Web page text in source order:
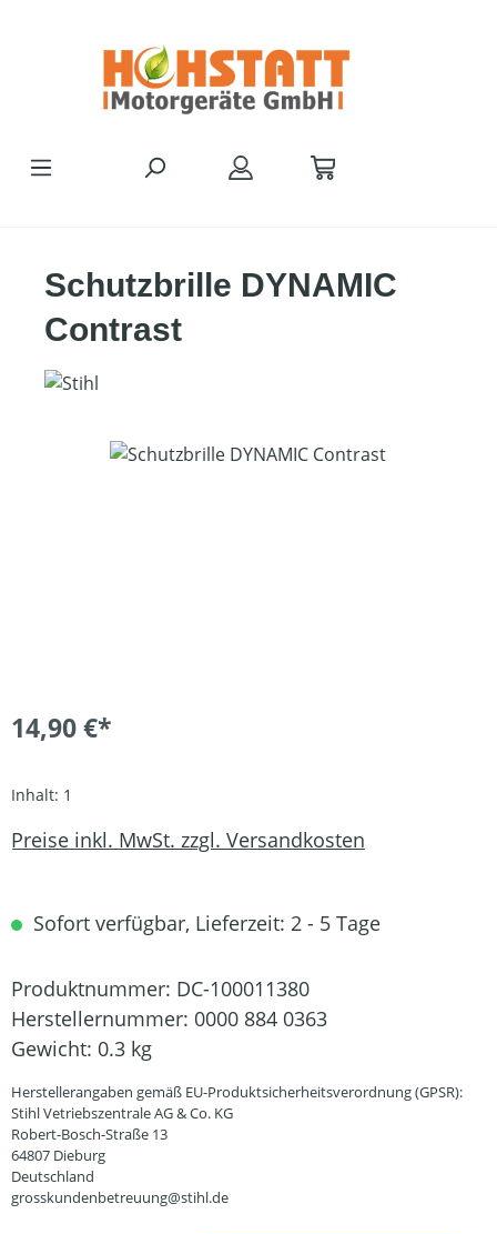
Schutzbrille DYNAMIC
Contrast
Bildergalerie überspringen
14,90 €*
Inhalt: 1
Preise inkl. MwSt. zzgl. Versandkosten
Sofort verfügbar, Lieferzeit: 2 - 5 Tage
Produktnummer: DC-100011380
Herstellernummer: 0000 884 0363
Gewicht: 0.3 kg
Herstellerangaben gemäß EU-Produktsicherheitsverordnung (GPSR):
Stihl Vetriebszentrale AG & Co. KG
Robert-Bosch-Straße 13
64807 Dieburg
Deutschland
grosskundenbetreuung@stihl.de